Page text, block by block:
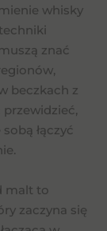
whisky
znać
beczkach z
łączyć
malt to
zaczyna się